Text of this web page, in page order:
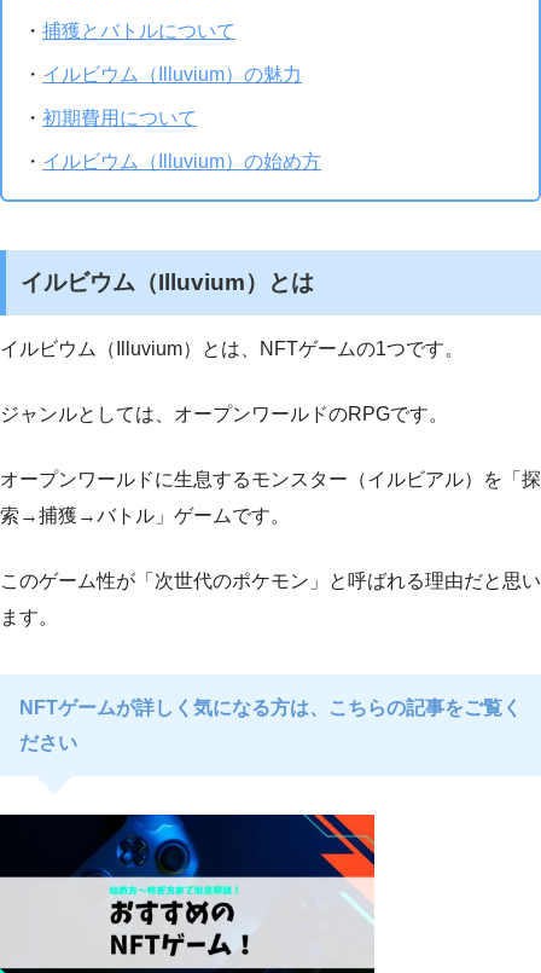
・捕獲とバトルについて
・ イルビウム（Illuvium）の魅力
・初期費用について
・ イルビウム（Illuvium）の始め方
イルビウム（Illuvium）とは
イルビウム（Illuvium）とは、NFTゲームの1つです。
ジャンルとしては、オープンワールドのRPGです。
オープンワールドに生息するモンスター（イルビアル）を「探
索→捕獲→バトル」ゲームです。
このゲーム性が「次世代のポケモン」と呼ばれる理由だと思い
ます。
NFTゲームが詳しく気になる方は、こちらの記事をご覧く
ださい